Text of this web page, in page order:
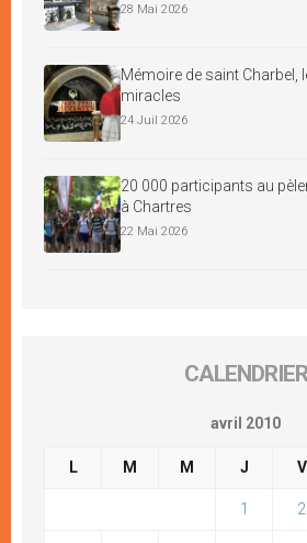
28 Mai 2026
Mémoire de saint Charbel,
miracles
24 Juil 2026
20 000 participants au
à Chartres
22 Mai 2026
CALENDRIER
avril 2010
L M M J V
1 2